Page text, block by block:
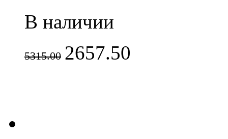
В наличии
5315.00 2657.50